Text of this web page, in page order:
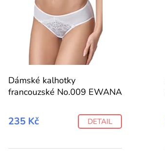
Dámské kalhotky
francouzské No.009 EWANA
235 Kč DETAIL